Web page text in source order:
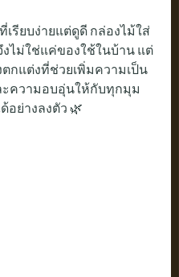
เรียบง่ายแต่ดูดี กล่องไม้ใส่
ไม่ใช่แค่ของใช้ในบ้าน แต่
ตกแต่งที่ช่วยเพิ่มความเป็น
ะความอบอุ่นให้กับทุกมุม
อย่างลงตัว 🌿